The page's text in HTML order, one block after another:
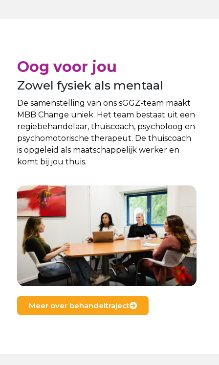
Oog voor jou
Zowel fysiek als mentaal
De samenstelling van ons sGGZ-team maakt
MBB Change uniek. Het team bestaat uit een
regiebehandelaar, thuiscoach, psycholoog en
psychomotorische therapeut. De thuiscoach
is opgeleid als maatschappelijk werker en
komt bij jou thuis.
Meer over behandeltraject